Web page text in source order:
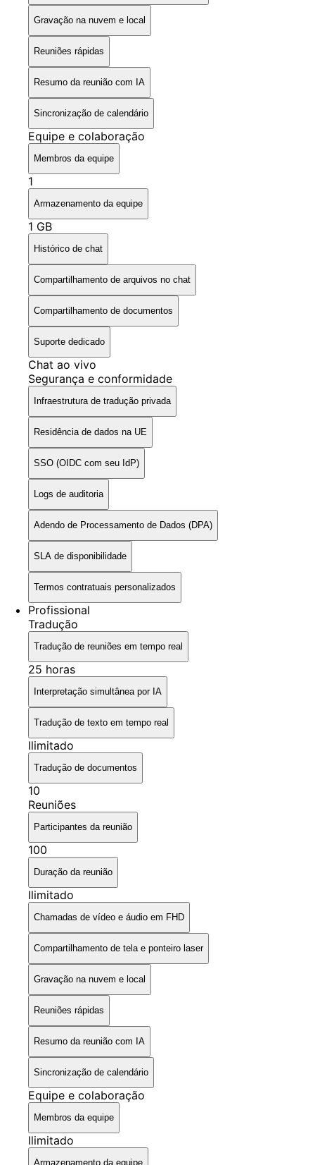
Gravação na nuvem e local
Reuniões rápidas
Resumo da reunião com IA
Sincronização de calendário
Equipe e colaboração
Membros da equipe
1
Armazenamento da equipe
1 GB
Histórico de chat
Compartilhamento de arquivos no chat
Compartilhamento de documentos
Suporte dedicado
Chat ao vivo
Segurança e conformidade
Infraestrutura de tradução privada
Residência de dados na UE
SSO (OIDC com seu IdP)
Logs de auditoria
Adendo de Processamento de Dados (DPA)
SLA de disponibilidade
Termos contratuais personalizados
Profissional
Tradução
Tradução de reuniões em tempo real
25 horas
Interpretação simultânea por IA
Tradução de texto em tempo real
Ilimitado
Tradução de documentos
10
Reuniões
Participantes da reunião
100
Duração da reunião
Ilimitado
Chamadas de vídeo e áudio em FHD
Compartilhamento de tela e ponteiro laser
Gravação na nuvem e local
Reuniões rápidas
Resumo da reunião com IA
Sincronização de calendário
Equipe e colaboração
Membros da equipe
Ilimitado
Armazenamento da equipe